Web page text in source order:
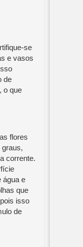
se
e vasos
de
o que
flores
graus,
corrente.
água e
que
isso
de